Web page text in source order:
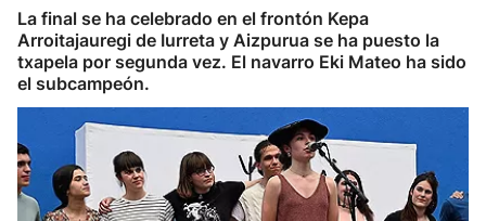
La final se ha celebrado en el frontón Kepa
Arroitajauregi de Iurreta y Aizpurua se ha puesto la
txapela por segunda vez. El navarro Eki Mateo ha sido
el subcampeón.